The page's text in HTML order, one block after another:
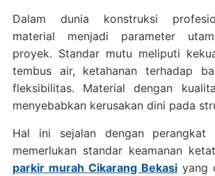
Dalam dunia konstruksi
material menjadi parameter
proyek. Standar mutu meliputi
tembus air, ketahanan terhadap
fleksibilitas. Material dengan
menyebabkan kerusakan dini pada
Hal ini sejalan dengan perangkat
memerlukan standar keamanan
parkir murah Cikarang Bekasi yang